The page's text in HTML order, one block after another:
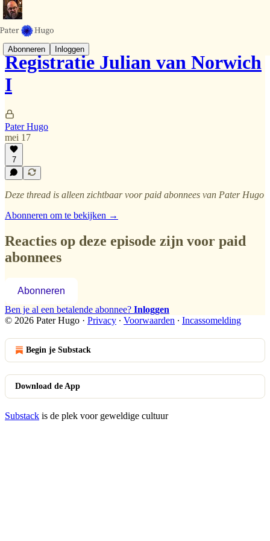
Abonneren Inloggen
Registratie Julian van Norwich
I
Pater Hugo
mei 17
7
Deze thread is alleen zichtbaar voor paid abonnees van Pater Hugo
Abonneren om te bekijken →
Reacties op deze episode zijn voor paid
abonnees
Abonneren
Ben je al een betalende abonnee? Inloggen
© 2026 Pater Hugo · Privacy ∙ Voorwaarden ∙ Incassomelding
Begin je Substack
Download de App
Substack is de plek voor geweldige cultuur